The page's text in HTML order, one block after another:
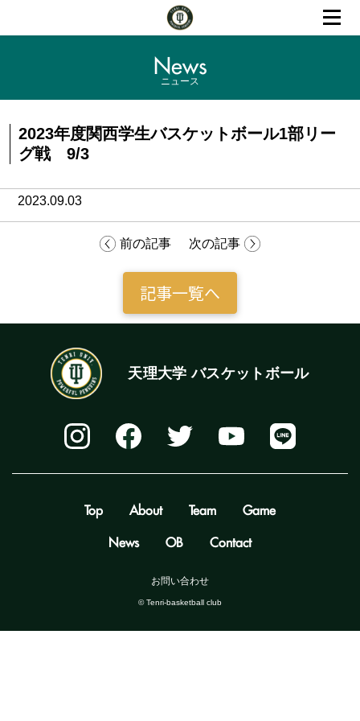
News
ニュース
2023年度関西学生バスケットボール1部リー
グ戦 9/3
2023.09.03
前の記事 次の記事
記事一覧へ
天理大学 バスケットボール
Top About Team Game
News OB Contact
お問い合わせ
©️ Tenri-basketball club